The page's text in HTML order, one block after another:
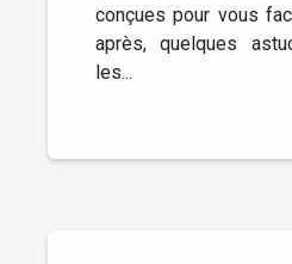
conçues pour vous
après, quelques
les...